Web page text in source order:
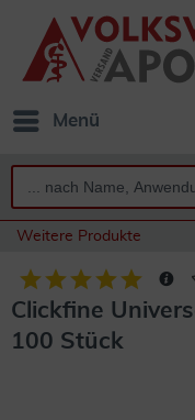
Menü
Weitere Produkte
Clickfine
100 Stück